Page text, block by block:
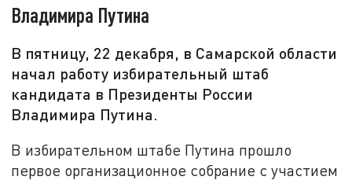
Владимира Путина
В пятницу, 22 декабря, в Самарской области
начал работу избирательный штаб
кандидата в Президенты России
Владимира Путина.
В избирательном штабе Путина прошло
первое организационное собрание с участием